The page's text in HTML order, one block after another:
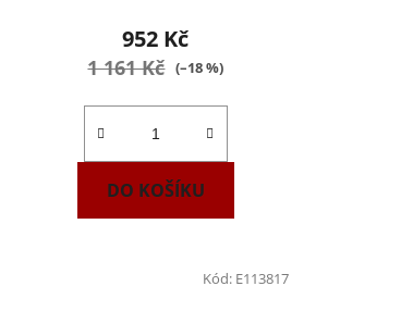
952 Kč
1 161 Kč (–18 %)
DO KOŠÍKU
Kód: E113817